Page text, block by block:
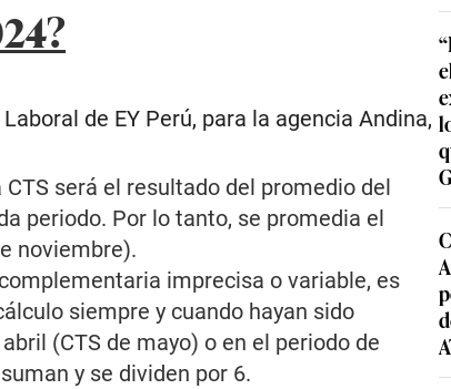
de EY Perú, para la agencia Andina,
será el resultado del promedio del
periodo. Por lo tanto, se promedia el
noviembre).
imprecisa o variable, es
siempre y cuando hayan sido
(CTS de mayo) o en el periodo de
y se dividen por 6.